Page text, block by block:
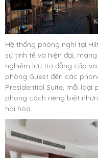
Hệ thống phòng nghỉ tại
sự tinh tế và hiện đại,
nghiệm lưu trú đẳng cấp
phòng Guest đến các
Presidential Suite, mỗi
phong cách riêng biệt
hài hòa.